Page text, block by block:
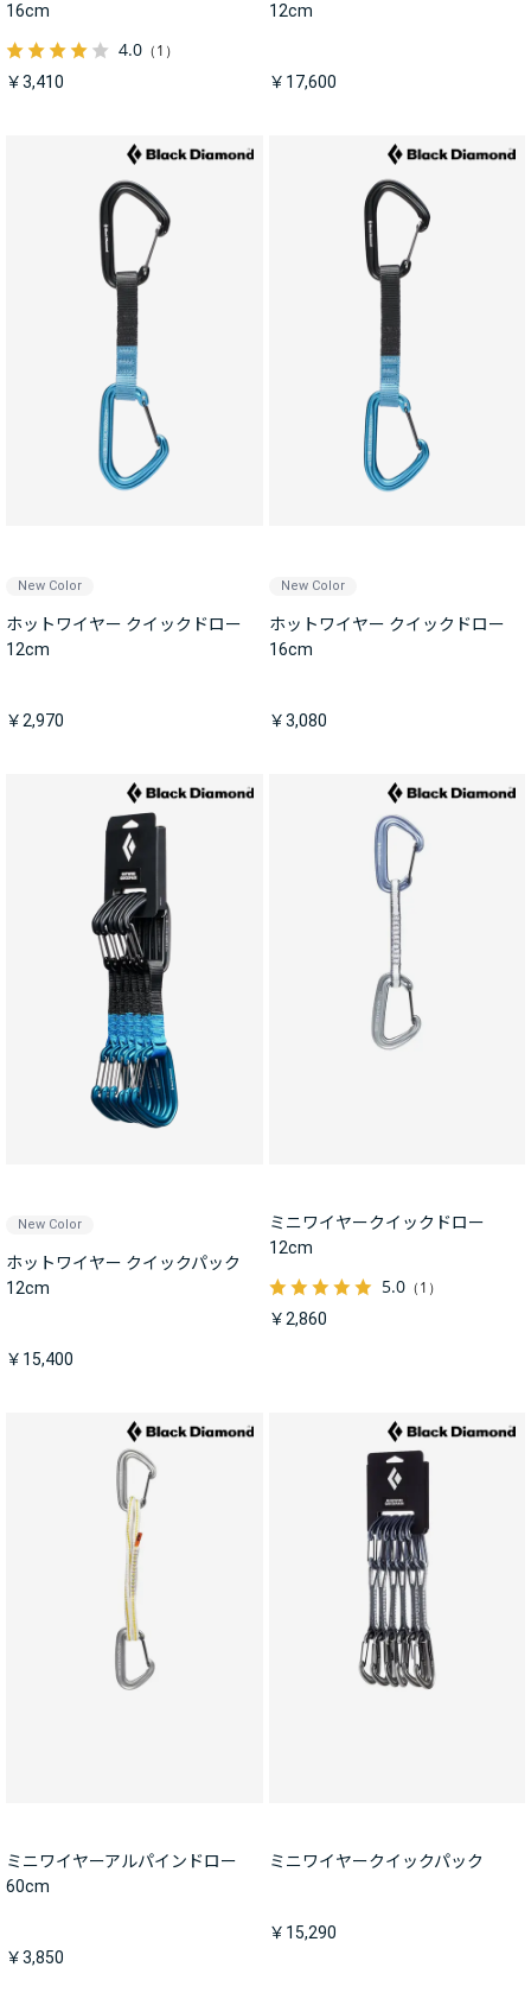
16cm
4.0 （1）
￥3,410
12cm
￥17,600
New Color
ホットワイヤー クイックドロー
12cm
￥2,970
New Color
ホットワイヤー クイックドロー
16cm
￥3,080
New Color
ホットワイヤー クイックパック
12cm
￥15,400
ミニワイヤークイックドロー
12cm
5.0（1）
￥2,860
ミニワイヤーアルパインドロー
60cm
￥3,850
ミニワイヤークイックパック
￥15,290